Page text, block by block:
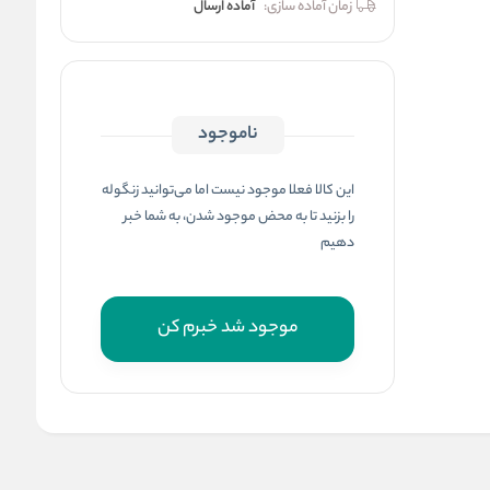
زمان آماده سازی: آماده ارسال
ناموجود
این کالا فعلا موجود نیست اما می‌توانید زنگوله
را بزنید تا به محض موجود شدن، به شما خبر
دهیم
موجود شد خبرم کن